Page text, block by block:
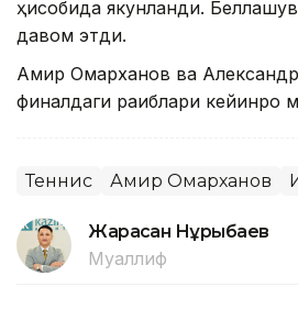
ҳисобида якунланди. Беллашув
давом этди.
Амир Омарханов ва
финалдаги рақиблари кейинроқ
Теннис Амир Омарханов
Жарасқан Нұрыбаев
Муаллиф